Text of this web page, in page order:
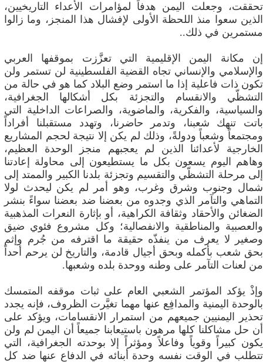
تحققت، وجعلت اليمن هدفاً لمؤامرات الأعداء التاريخيين،
الذين سعوا منذ اللحظة الأولى لإفشال هذا المنجز، وما زالوا
مستمرين في ذلك..
إن مكانة اليمن الإقليمية التي تعزَّزت بموقفها العربي
والإسلامي والإنساني تجاه القضية الفلسطينية لن تستمر ولن
تكون ذات فاعلية إذا ما استمر وضع البلاد كما هو في حالة من
التشظّي والانقسام والتجزئة بكل أشكالها الجغرافية،
والسياسية، والفكرية، والماضوية، والصراعات الداخلية التي
باتت تنهك شعبنا، وتدمر حاضرنا، وتهدد مستقبلنا أفراداً
ومجتمعاً وشعباً ودولةً، وذلك لم يكن إلا نتيجة لحجم المشاريع
الخارجية لأعدائنا الذين لم يعجبهم منجز الوحدة العظيم،
وهاهم اليوم يسعون بكل ما يستطيعون إلى محاولة إعادتنا
إلى مرحلة التشظّي والتقسيم وتجزئة بلدنا الكبير والممتد إلى
شمال وجنوب وشرق وغرب، وهو أمر لم يكن ليحدث لولا
التماهي والتآمر الذي وجدوه من بعضنا ضد بعضنا سواءً بنشر
الضغائن والأحقاد وثقافة الكراهية، أو بإثارة النعرات المذهبية
والعصبية والمناطقية والانفصالية؛ وكل مشروع فئوي ضيق
وصغير لا يعرف من ينفذّه حقيقة ما اقترفه من جُرم وإثم
بحق شعب بأكمله وبحق أجيال قادمة، والتاريخ لن يرحم أحداً
من لعنات التآمر على وطنه ووحدة بلده وشعبها.
وإذْ يؤكد المؤتمر الشعبي العام على ثبات موقفه المتمسك
بالوحدة اليمنية والمدافِع عنها مهما تغيَّرت الظروف، فإنه يجدد
تحذير اليمنيين جميعهم من استمرار الانقسامات، ويؤكد على
أن حل مشاكلنا كلها مرهون باستيعابنا جميعاً أن اليمن لم ولن
يكون كبيراً وقوياً وفاعلاً ومؤثراً إلا بوحدته الجغرافية، التي
تتطلب في الوقت نفسه وحدة أبنائه في الدفاع عنها ضد كل